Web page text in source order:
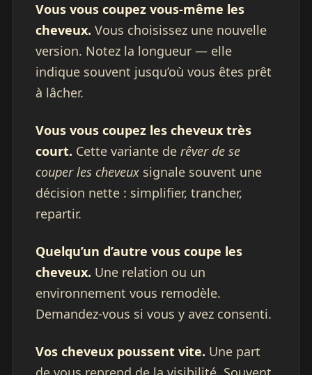
Vous vous coupez vous-même les
cheveux. Vous choisissez une nouvelle
version. Notez la longueur — elle
indique souvent jusqu’où vous êtes prêt
à lâcher.
Vous vous coupez les cheveux très
court. Cette variante de rêver de se
couper les cheveuxsignale souvent une
décision nette : simplifier, trancher,
repartir.
Quelqu’un d’autre vous coupe les
cheveux. Une relation ou un
environnement vous remodèle.
Demandez-vous si vous y avez consenti.
Vos cheveux poussent vite. Une part